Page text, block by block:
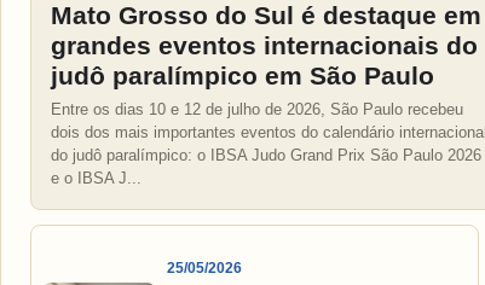
Mato Grosso do Sul é destaque em
grandes eventos internacionais do
judô paralímpico em São Paulo
Entre os dias 10 e 12 de julho de 2026, São Paulo recebeu
dois dos mais importantes eventos do calendário internacional
do judô paralímpico: o IBSA Judo Grand Prix São Paulo 2026
e o IBSA J...
25/05/2026